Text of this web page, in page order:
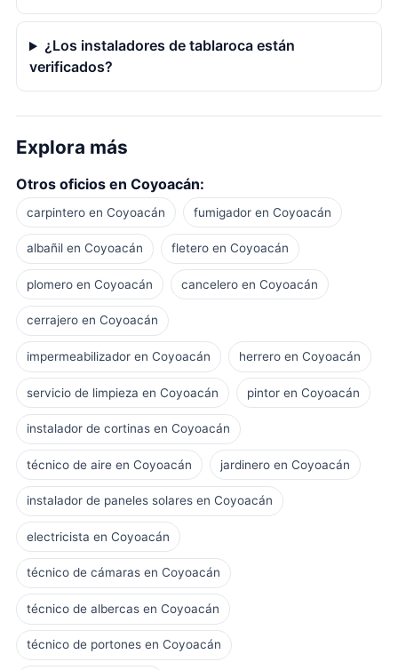
¿Los instaladores de tablaroca están
verificados?
Explora más
Otros oficios en Coyoacán:
carpintero en Coyoacán fumigador en Coyoacán
albañil en Coyoacán fletero en Coyoacán
plomero en Coyoacán cancelero en Coyoacán
cerrajero en Coyoacán
impermeabilizador en Coyoacán herrero en Coyoacán
servicio de limpieza en Coyoacán pintor en Coyoacán
instalador de cortinas en Coyoacán
técnico de aire en Coyoacán jardinero en Coyoacán
instalador de paneles solares en Coyoacán
electricista en Coyoacán
técnico de cámaras en Coyoacán
técnico de albercas en Coyoacán
técnico de portones en Coyoacán